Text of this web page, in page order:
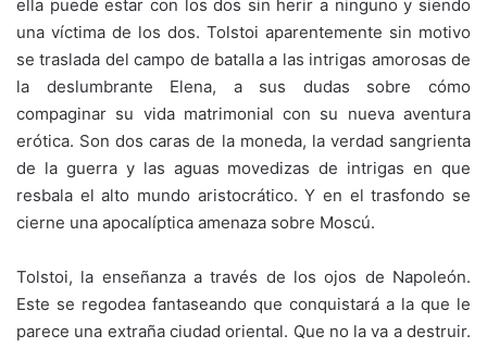
ella puede estar con los dos sin herir a ninguno y siendo
una víctima de los dos. Tolstoi aparentemente sin motivo
se traslada del campo de batalla a las intrigas amorosas de
la deslumbrante Elena, a sus dudas sobre cómo
compaginar su vida matrimonial con su nueva aventura
erótica. Son dos caras de la moneda, la verdad sangrienta
de la guerra y las aguas movedizas de intrigas en que
resbala el alto mundo aristocrático. Y en el trasfondo se
cierne una apocalíptica amenaza sobre Moscú.
Tolstoi, la enseñanza a través de los ojos de Napoleón.
Este se regodea fantaseando que conquistará a la que le
parece una extraña ciudad oriental. Que no la va a destruir.